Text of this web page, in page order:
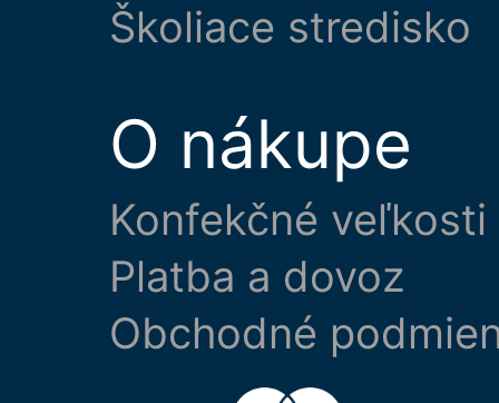
Školiace stredisko
O nákupe
Konfekčné veľkosti
Platba a dovoz
Obchodné